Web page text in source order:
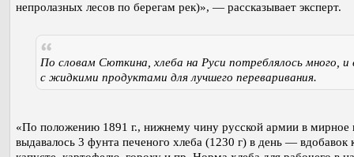
непролазных лесов по берегам рек)», — рассказывает эксперт.
По словам Сюткина, хлеба на Руси потреблялось много, и
с жидкими продуктами для лучшего переваривания.
«По положению 1891 г., нижнему чину русской армии в мирное
выдавалось 3 фунта печеного хлеба (1230 г) в день — вдобавок